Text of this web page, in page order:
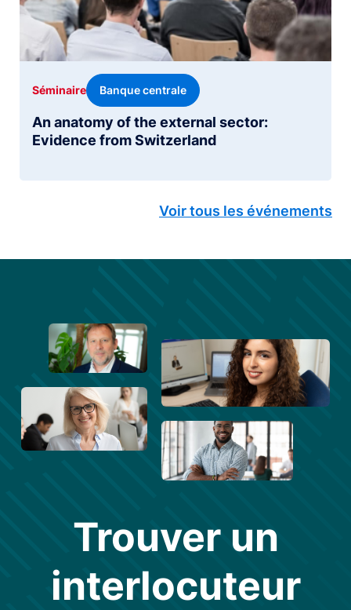
An anatomy of the external sector:
Evidence from Switzerland
Séminaire Banque centrale
Voir tous les événements
Trouver un
interlocuteur